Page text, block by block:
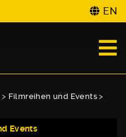
EN
> Filmreihen und Events >
Events